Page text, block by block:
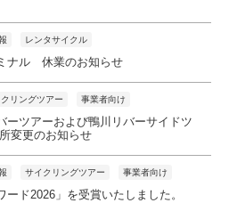
レンタサイクル
ナル 休業のお知らせ
リングツアー 事業者向け
ーツアーおよび鴨川リバーサイドツ
変更のお知らせ
サイクリングツアー 事業者向け
ード2026」を受賞いたしました。